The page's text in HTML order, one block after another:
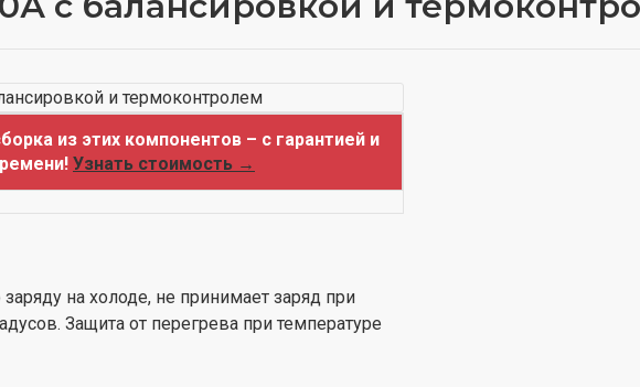
из этих компонентов – с гарантией и
Узнать стоимость →
на холоде, не принимает заряд при
Защита от перегрева при температуре